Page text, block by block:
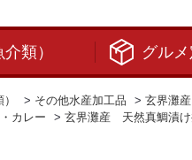
類） グル
> その他水産加工品 > 玄界灘
カレー > 玄界灘産 天然真鯛漬け